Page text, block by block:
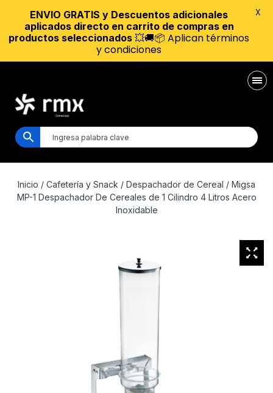
Inicio / Cafetería y Snack / Despachador de Cereal / Migsa
MP-1 Despachador De Cereales de 1 Cilindro 4 Litros Acero
Inoxidable
ENVIO GRATIS y Descuentos adicionales
aplicados directo en carrito de compras en
productos seleccionados 💥🚚📦 Aplican términos
y condiciones
X